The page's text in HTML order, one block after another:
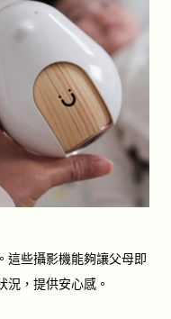
這些攝影機能夠讓父母即
，提供安心感。